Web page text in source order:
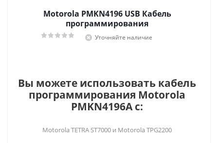
Motorola PMKN4196 USB Кабель
программирования
Уточняйте наличие
Вы можете использовать кабель
программирования Motorola
PMKN4196A с:
Motorola TETRA ST7000 и Motorola TPG2200